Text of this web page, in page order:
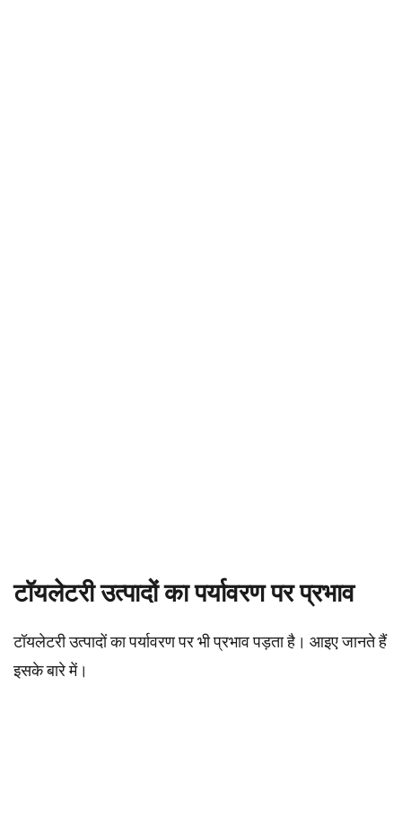
टॉयलेटरी उत्पादों का पर्यावरण पर प्रभाव
टॉयलेटरी उत्पादों का पर्यावरण पर भी प्रभाव पड़ता है। आइए जानते हैं
इसके बारे में।